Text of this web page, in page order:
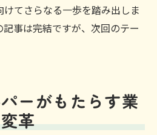
てさらなる一歩を踏み出しま
事は完結ですが、次回のテー
ーがもたらす業
革